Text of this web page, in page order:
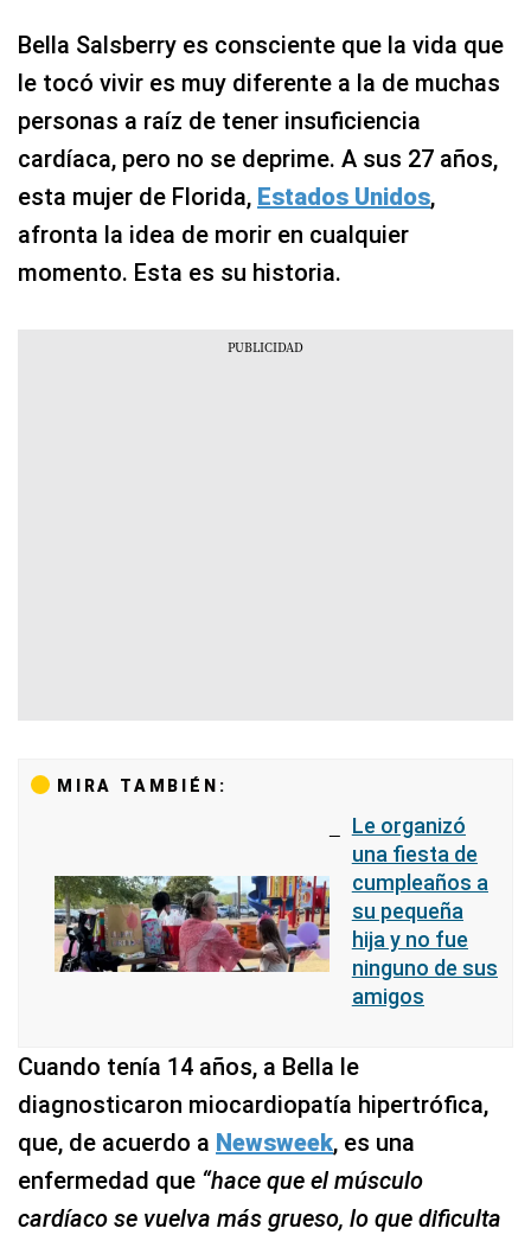
Bella Salsberry es consciente que la vida que
le tocó vivir es muy diferente a la de muchas
personas a raíz de tener insuficiencia
cardíaca, pero no se deprime. A sus 27 años,
esta mujer de Florida, Estados Unidos,
afronta la idea de morir en cualquier
momento. Esta es su historia.
MIRA TAMBIÉN:
Le organizó
una fiesta de
cumpleaños a
su pequeña
hija y no fue
ninguno de sus
amigos
Cuando tenía 14 años, a Bella le
diagnosticaron miocardiopatía hipertrófica,
que, de acuerdo a Newsweek, es una
enfermedad que “hace que el músculo
cardíaco se vuelva más grueso, lo que dificulta